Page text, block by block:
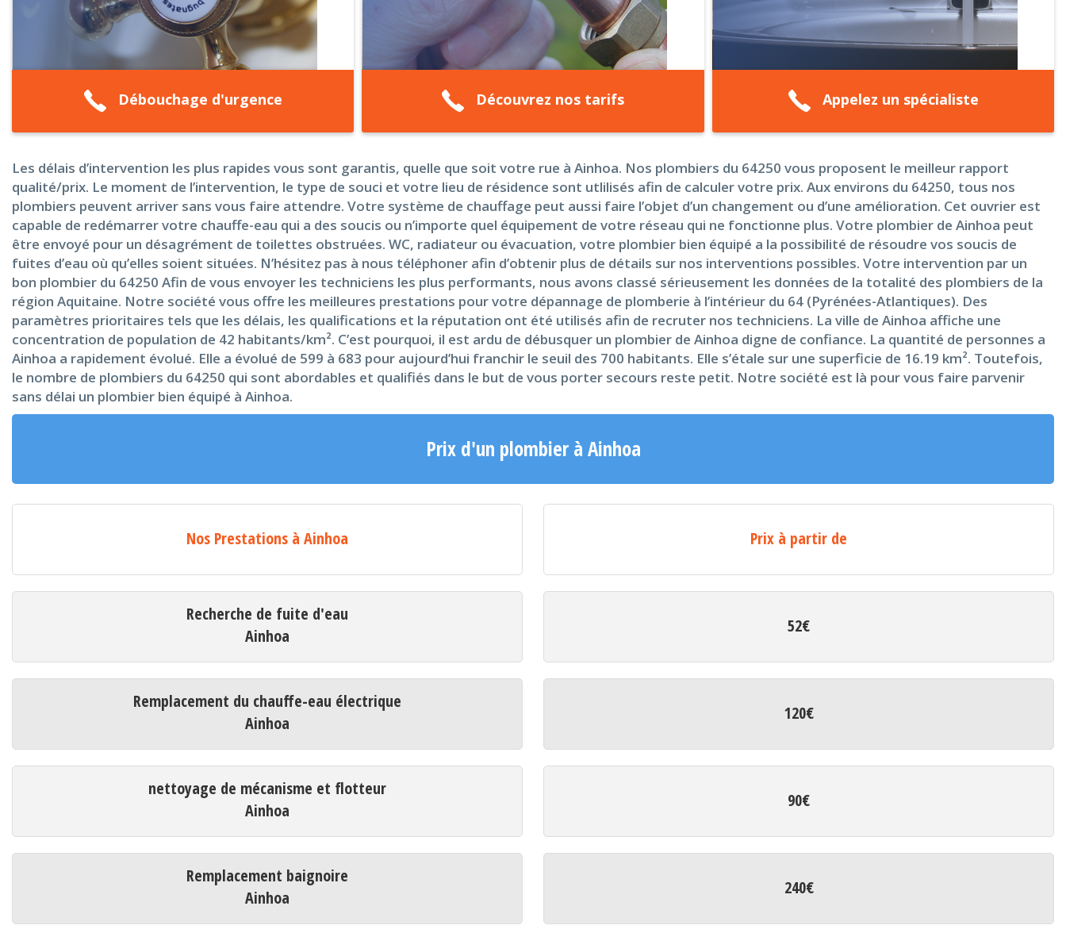
Débouchage d'urgence Découvrez nos tarifs Appelez un spécialiste
Les délais d’intervention les plus rapides vous sont garantis, quelle que soit votre rue à Ainhoa. Nos plombiers du 64250 vous proposent le meilleur rapport
qualité/prix. Le moment de l’intervention, le type de souci et votre lieu de résidence sont utlilisés afin de calculer votre prix. Aux environs du 64250, tous nos
plombiers peuvent arriver sans vous faire attendre. Votre système de chauffage peut aussi faire l’objet d’un changement ou d’une amélioration. Cet ouvrier est
capable de redémarrer votre chauffe-eau qui a des soucis ou n’importe quel équipement de votre réseau qui ne fonctionne plus. Votre plombier de Ainhoa peut
être envoyé pour un désagrément de toilettes obstruées. WC, radiateur ou évacuation, votre plombier bien équipé a la possibilité de résoudre vos soucis de
fuites d’eau où qu’elles soient situées. N’hésitez pas à nous téléphoner afin d’obtenir plus de détails sur nos interventions possibles. Votre intervention par un
bon plombier du 64250 Afin de vous envoyer les techniciens les plus performants, nous avons classé sérieusement les données de la totalité des plombiers de la
région Aquitaine. Notre société vous offre les meilleures prestations pour votre dépannage de plomberie à l’intérieur du 64 (Pyrénées-Atlantiques). Des
paramètres prioritaires tels que les délais, les qualifications et la réputation ont été utilisés afin de recruter nos techniciens. La ville de Ainhoa affiche une
concentration de population de 42 habitants/km². C’est pourquoi, il est ardu de débusquer un plombier de Ainhoa digne de confiance. La quantité de personnes a
Ainhoa a rapidement évolué. Elle a évolué de 599 à 683 pour aujourd’hui franchir le seuil des 700 habitants. Elle s’étale sur une superficie de 16.19 km². Toutefois,
le nombre de plombiers du 64250 qui sont abordables et qualifiés dans le but de vous porter secours reste petit. Notre société est là pour vous faire parvenir
sans délai un plombier bien équipé à Ainhoa.
Prix d'un plombier à Ainhoa
Nos Prestations à Ainhoa Prix à partir de
Recherche de fuite d'eau
Ainhoa
52€
Remplacement du chauffe-eau électrique
Ainhoa
120€
nettoyage de mécanisme et flotteur
Ainhoa
90€
Remplacement baignoire
Ainhoa
240€